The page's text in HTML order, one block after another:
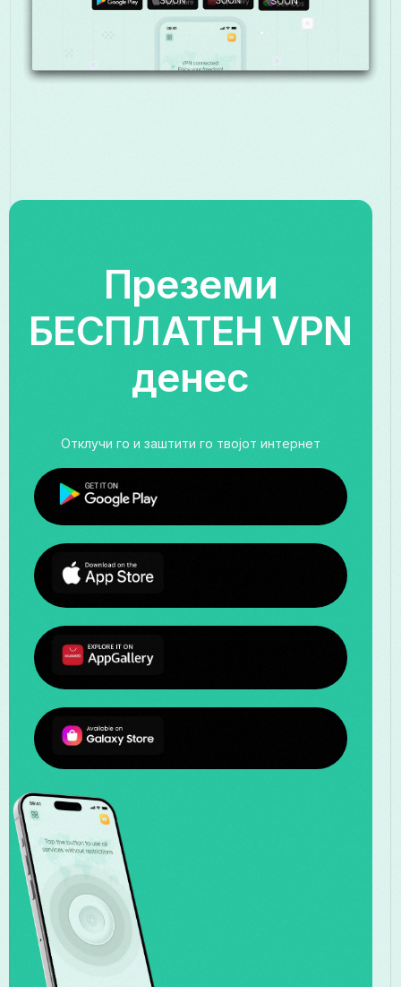
Преземи
БЕСПЛАТЕН VPN
денес
Отклучи го и заштити го твојот интернет